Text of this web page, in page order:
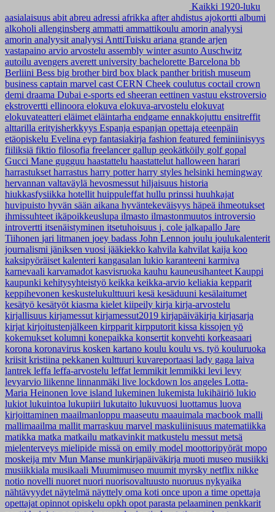
Kaikki 1920-luku
aasialaisuus abit abreu adressi afrikka afterahdistus ajokortti albumi
alkoholi allenginsberg ammatti ammattikoulu amorin analyysi
amorin analyysit analyysi AnttiTuisku ariana grande arjen
vastapaino arvio arvostelu assembly winterasunto Auschwitz
autoilu avengers averett university bachelorette Barcelona bb
Berliini Bess big brotherbird box black pantherbritish museum
business captain marvel cast CERN Cheek coulutus coctail crown
demi draama Dubai e-sports ed sheeran eettinen vastuu ekstroversio
ekstrovertti ellinoora elokuva elokuva-arvostelu elokuvat
elokuvateatteri eläimet eläintarha endgame ennakkojuttu ensitreffit
alttarilla erityisherkkyys Espanja espanjan opettaja eteenpäin
etäopiskelu Evelina eyp fantasiakirja fashion featured feminiinisyys
fiiliksiä fiktio filosofia freelancer gallup geokätköily golf gopal
Gucci Mane gugguu haastattelu haastattelut halloween harari
harrastukset harrastus harry potterharry styles helsinki hemingway
hervannan valtaväylä hevosmessut hiljaisuus historia
hiukkasfysiikka hotellit huippuleffat hullu prinssi huuhkajat
huvipuisto hyvän sään aikana hyväntekeväisyys häpeä ihmeotukset
ihmissuhteet ikäpoikkeuslupa ilmasto ilmastonmuutos introversio
introvertti itsenäistyminen itsetuhoisuus j. cole jalkapallo Jare
Tiihonen jari litmanen joey badass John Lennon joulu joulukalenterit
journalismi jäniksen vuosi jääkiekko kahvila kahvilat kaija koo
kaksipyöräiset kalenteri kangasalan lukio karanteeni karmiva
karnevaali karvamadot kasvisruoka kauhu kauneusihanteet Kauppi
kaupunki kehitysyhteistyö keikka keikka-arvio keliakia kepparit
keppihevonen keskustelukulttuuri kesä kesäduuni kesälaitumet
kesätyö kesätyöt kiasma kielet kiipeily kirja kirja-arvostelu
kirjallisuus kirjamessut kirjamessut2019 kirjapäiväkirja kirjasarja
kirjat kirjoitustenjälkeen kirpparit kirpputorit kissa kissojen yö
kokemukset kolumni konepaikka konsertit konvehti korkeasaari
korona koronavirus kosken kartano koulu koulu vs. työ kouluruoka
kriisit kristiina pekkanen kulttuuri kuvareportaasi lady gaga laiva
lantrek leffa leffa-arvostelu leffat lemmikit lemmikki levi levy
levyarvio liikenne linnanmäki live lockdown los angeles Lotta-
Maria Heinonen love island lukeminen lukemista lukihäiriö lukio
lukiot lukuintoa lukupiiri lukutaito lukuvuosi luottamus luova
kirjoittaminen maailmanloppu maaseutu maauimala macbook malli
mallimaailma mallit marraskuu marvel maskuliinisuus matematiikka
matikka matka matkailu matkavinkit matkustelu messut metsä
mielenterveys mielipide missä on emily model moottoripyörät mopo
moskeija mtv Mun Manse munkirjapäiväkirja muoti museo musiikki
musiikkiala musikaali Muumimuseo muumit myrsky netflix nikke
notio novelli nuoret nuori nuorisovaltuusto nuoruus nykyaika
nähtävyydet näytelmä näyttely oma koti once upon a time opettaja
opettajat opinnot opiskelu opkh opot parasta pelaaminen penkkarit